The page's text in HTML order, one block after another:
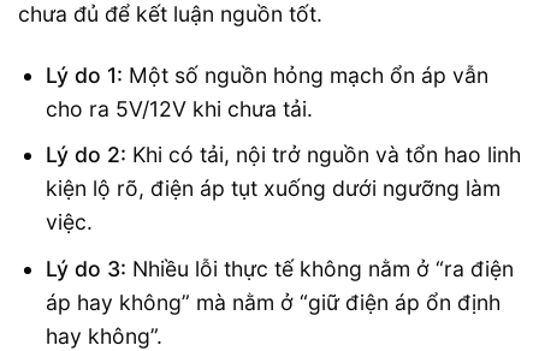
chưa đủ để kết luận nguồn tốt.
Lý do 1: Một số nguồn hỏng mạch ổn áp vẫn
cho ra 5V/12V khi chưa tải.
Lý do 2: Khi có tải, nội trở nguồn và tổn hao linh
kiện lộ rõ, điện áp tụt xuống dưới ngưỡng làm
việc.
Lý do 3: Nhiều lỗi thực tế không nằm ở “ra điện
áp hay không” mà nằm ở “giữ điện áp ổn định
hay không”.